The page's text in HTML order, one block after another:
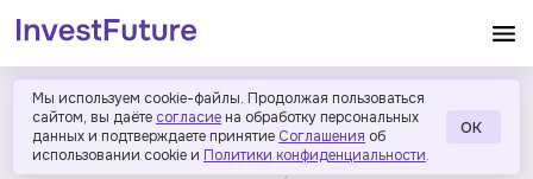
Мы используем cookie-файлы. Продолжая пользоваться
сайтом, вы даёте согласие на обработку персональных
данных и подтверждаете принятие Соглашения об
использовании cookie и Политики конфиденциальности.
ОК